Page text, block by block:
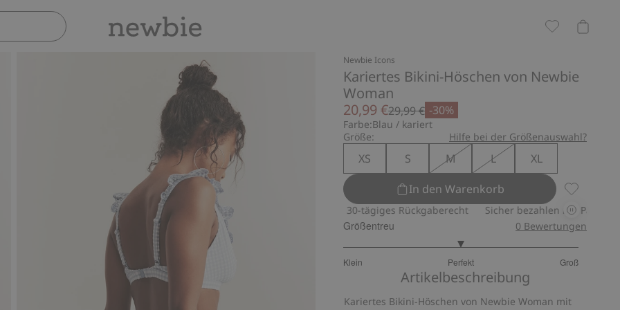
Newbie Icons
Kariertes Bikini-Höschen von Newbie
Woman
20,99 €29,99 € -30%
Farbe:Blau / kariert
Größe:
Hilfe bei der Größenauswahl?
XS S M L
XL
In den Warenkorb
Kariertes
Sicher bezahlen mit PayPal & Apple Pay 30-tägiges Rückgaberecht Sicher bezahlen mit PayPal & Apple
Größentreu
Klein Perfekt Groß
von
0 Bewertungen
Artikelbeschreibung
Kariertes Bikini-Höschen von Newbie Woman mit